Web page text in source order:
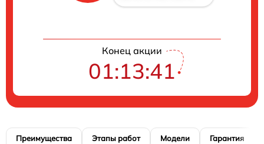
Конец акции
01:13:40
Преимущества Этапы работ Модели Гарантия